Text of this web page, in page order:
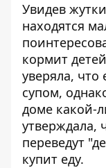
Увидев
находятся
кормит
уверяла,
супом,
доме какой-
утверждала,
переведут
купит еду.